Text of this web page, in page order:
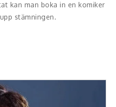
kan man boka in en komiker
stämningen.